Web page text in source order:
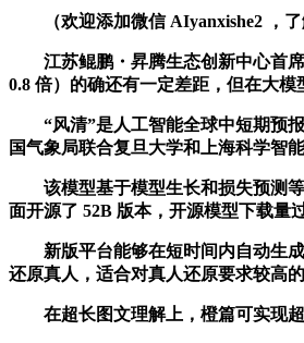
（欢迎添加微信 AIyanxishe2 ，了
江苏鲲鹏・昇腾生态创新中心首席
0.8 倍）的确还有一定差距，但在大
“风清”是人工智能全球中短期预报
国气象局联合复旦大学和上海科学智
该模型基于模型生长和损失预测等
面开源了 52B 版本，开源模型下载量
新版平台能够在短时间内自动生成
还原真人，适合对真人还原要求较高
在超长图文理解上，橙篇可实现超